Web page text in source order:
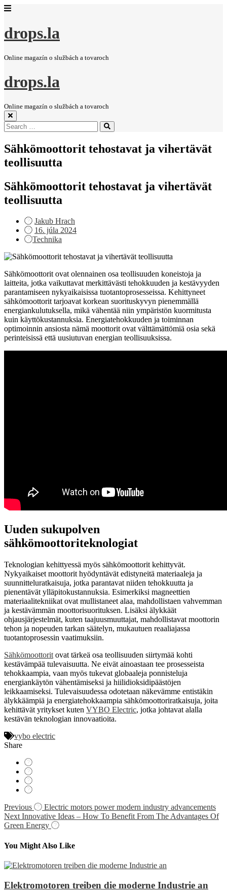
drops.la
Online magazín o službách a tovaroch
drops.la
Online magazín o službách a tovaroch
Search
for:
Search
Sähkömoottorit tehostavat ja vihertävät
teollisuutta
Sähkömoottorit tehostavat ja vihertävät
teollisuutta
Jakub Hrach
Posted
on
16. júla 2024
Technika
Sähkömoottorit ovat olennainen osa teollisuuden koneistoja ja
laitteita, jotka vaikuttavat merkittävästi tehokkuuden ja kestävyyden
parantamiseen nykyaikaisissa tuotantoprosesseissa. Kehittyneet
sähkömoottorit tarjoavat korkean suorituskyvyn pienemmällä
energiankulutuksella, mikä vähentää niin ympäristön kuormitusta
kuin käyttökustannuksia. Energiatehokkuuden ja toiminnan
optimoinnin ansiosta nämä moottorit ovat välttämättömiä osia sekä
perinteisissä että uusiutuvan energian teollisuuksissa.
Uuden sukupolven
sähkömoottoriteknologiat
Teknologian kehittyessä myös sähkömoottorit kehittyvät.
Nykyaikaiset moottorit hyödyntävät edistyneitä materiaaleja ja
suunnitteluratkaisuja, jotka parantavat niiden tehokkuutta ja
pienentävät ylläpitokustannuksia. Esimerkiksi magneettien
materiaalitekniikat ovat mullistaneet alaa, mahdollistaen vahvemman
ja kestävämmän moottorisuorituksen. Lisäksi älykkäät
ohjausjärjestelmät, kuten taajuusmuuttajat, mahdollistavat moottorin
tehon ja nopeuden tarkan säätelyn, mukautuen reaaliajassa
tuotantoprosessin vaatimuksiin.
Sähkömoottorit ovat tärkeä osa teollisuuden siirtymää kohti
kestävämpää tulevaisuutta. Ne eivät ainoastaan tee prosesseista
tehokkaampia, vaan myös tukevat globaaleja ponnisteluja
energiankäytön vähentämiseksi ja hiilidioksidipäästöjen
leikkaamiseksi. Tulevaisuudessa odotetaan näkevämme entistäkin
älykkäämpiä ja energiatehokkaampia sähkömoottoriratkaisuja, joita
kehittävät yritykset kuten VYBO Electric, jotka johtavat alalla
kestävän teknologian innovaatioita.
vybo electric
Share
Navigácia
v
Previous
Electric motors power modern industry advancements
Next Innovative Ideas – How To Benefit From The Advantages Of
Green Energy
You Might Also Like
Elektromotoren treiben die moderne Industrie an